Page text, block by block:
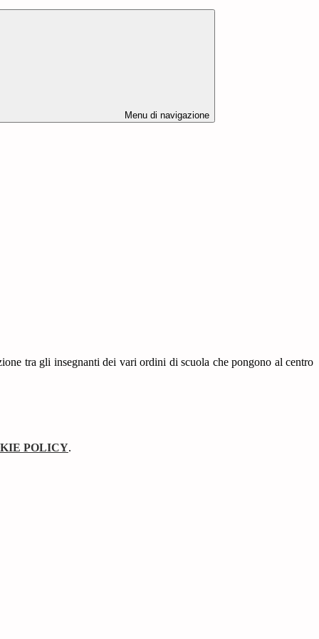
Menu di navigazione
tra gli insegnanti dei vari ordini di scuola che pongono al centro
POLICY.